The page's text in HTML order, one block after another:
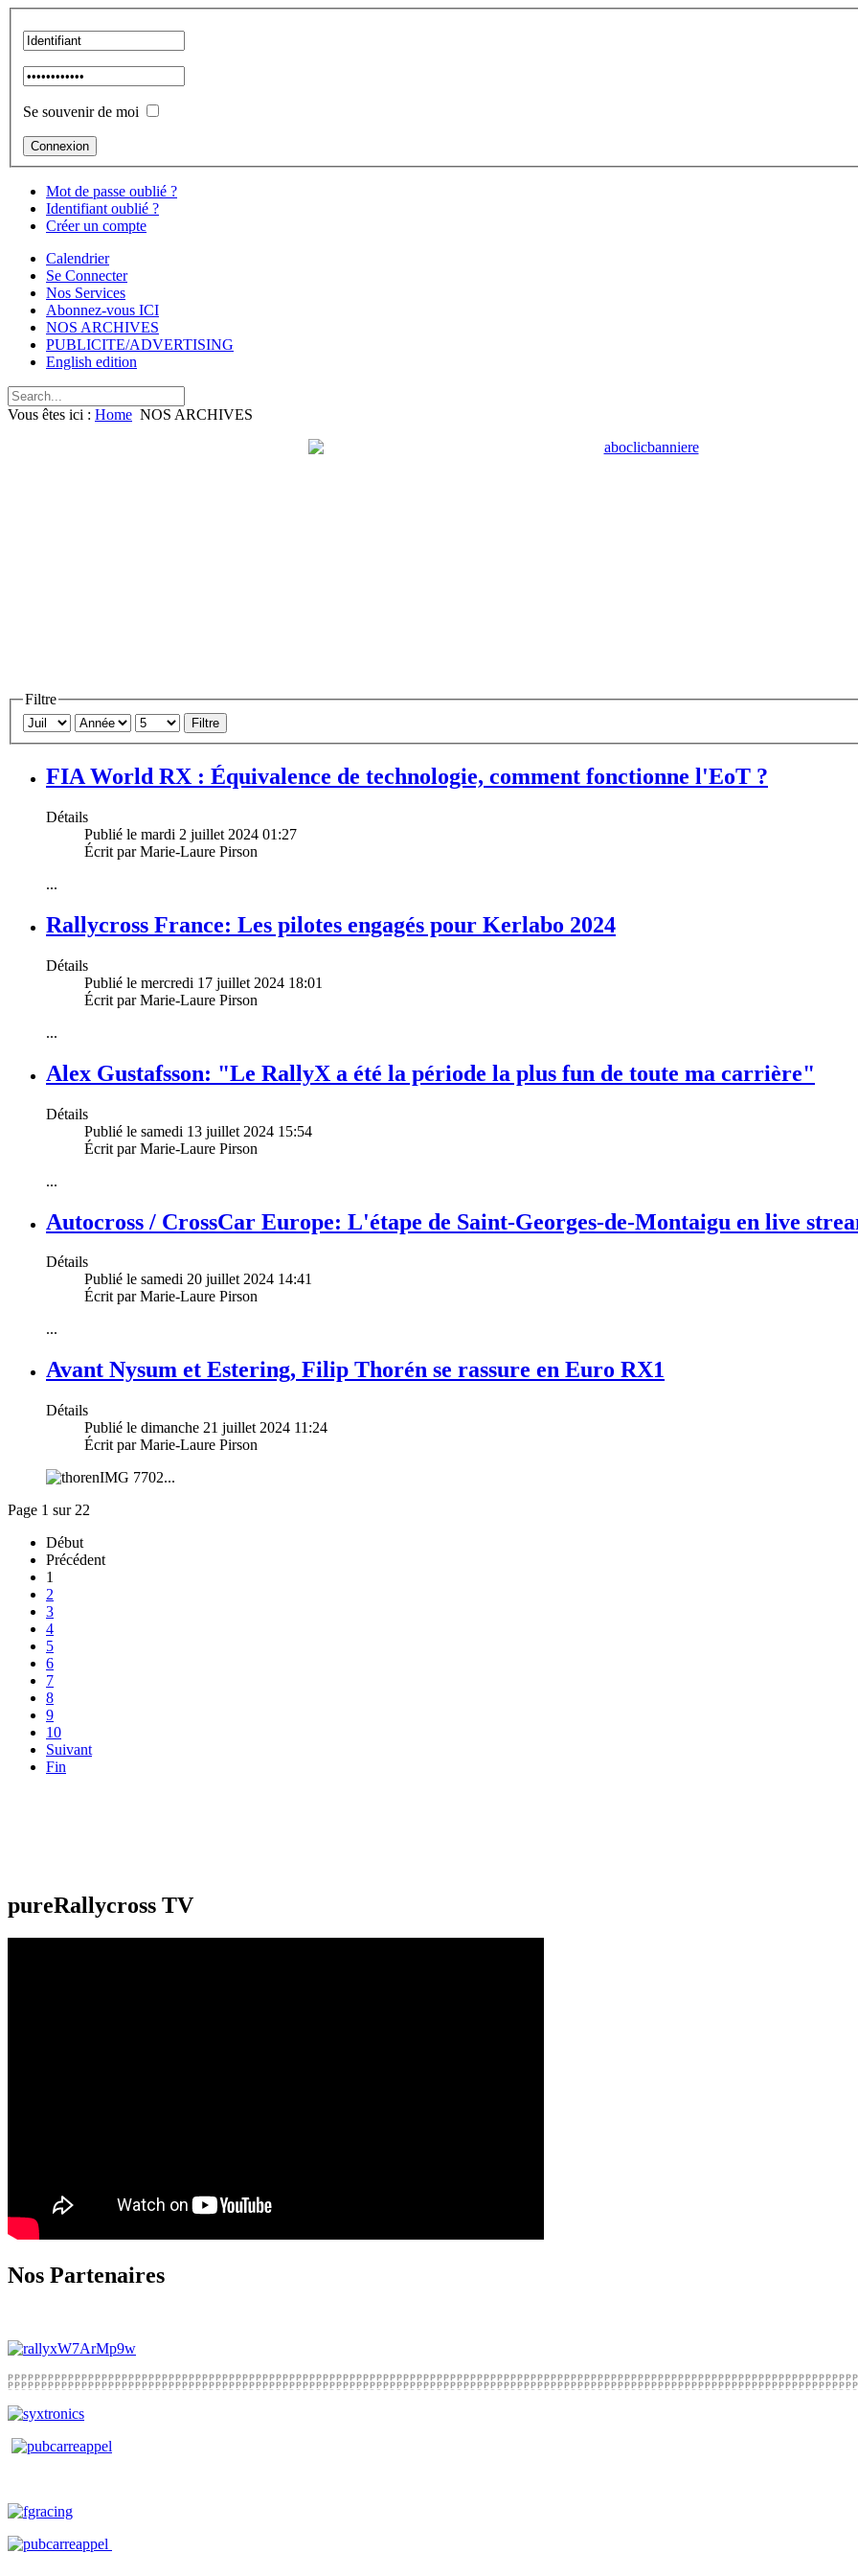
Se souvenir de moi
Mot de passe oublié ?
Identifiant oublié ?
Créer un compte
Calendrier
Se Connecter
Nos Services
Abonnez-vous ICI
NOS ARCHIVES
PUBLICITE/ADVERTISING
English edition
Vous êtes ici : Home NOS ARCHIVES
Filtre
Filtre
FIA World RX : Équivalence de technologie, comment fonctionne l'EoT ?
Détails
Publié le mardi 2 juillet 2024 01:27
Écrit par Marie-Laure Pirson
...
Rallycross France: Les pilotes engagés pour Kerlabo 2024
Détails
Publié le mercredi 17 juillet 2024 18:01
Écrit par Marie-Laure Pirson
...
Alex Gustafsson: "Le RallyX a été la période la plus fun de toute ma carrière"
Détails
Publié le samedi 13 juillet 2024 15:54
Écrit par Marie-Laure Pirson
...
Autocross / CrossCar Europe: L'étape de Saint-Georges-de-Montaigu en live
Détails
Publié le samedi 20 juillet 2024 14:41
Écrit par Marie-Laure Pirson
...
Avant Nysum et Estering, Filip Thorén se rassure en Euro RX1
Détails
Publié le dimanche 21 juillet 2024 11:24
Écrit par Marie-Laure Pirson
...
Page 1 sur 22
Début
Précédent
1
2
3
4
5
6
7
8
9
10
Suivant
Fin
pureRallycross TV
Nos Partenaires